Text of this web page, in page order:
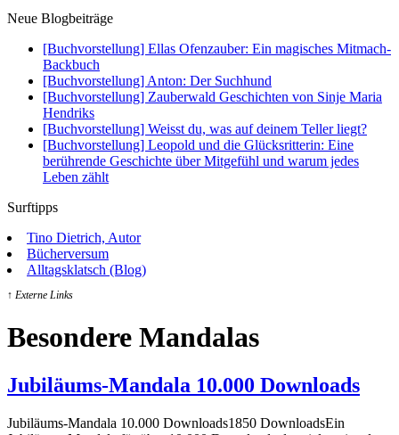
Neue Blogbeiträge
[Buchvorstellung] Ellas Ofenzauber: Ein magisches Mitmach-
Backbuch
[Buchvorstellung] Anton: Der Suchhund
[Buchvorstellung] Zauberwald Geschichten von Sinje Maria
Hendriks
[Buchvorstellung] Weisst du, was auf deinem Teller liegt?
[Buchvorstellung] Leopold und die Glücksritterin: Eine
berührende Geschichte über Mitgefühl und warum jedes
Leben zählt
Surftipps
Tino Dietrich, Autor
Bücherversum
Alltagsklatsch (Blog)
↑ Externe Links
Besondere Mandalas
Jubiläums-Mandala 10.000 Downloads
Jubiläums-Mandala 10.000 Downloads1850 DownloadsEin